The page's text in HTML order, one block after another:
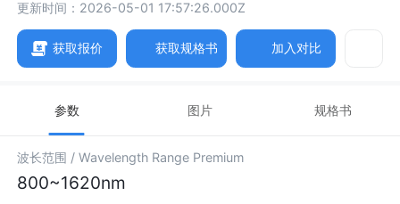
更新时间：2026-05-01 17:57:26.000Z
获取报价 获取规格书 加入对比
参数 图片 规格书
波长范围 /Wavelength Range Premium
800~1620nm